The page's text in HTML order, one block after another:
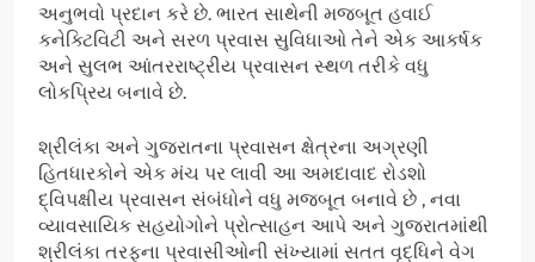
અનુભવો પ્રદાન કરે છે. ભારત સાથેની મજબૂત હવાઈ
કનેક્ટિવિટી અને સરળ પ્રવાસ સુવિધાઓ તેને એક આકર્ષક
અને સુલભ આંતરરાષ્ટ્રીય પ્રવાસન સ્થળ તરીકે વધુ
લોકપ્રિય બનાવે છે.
શ્રીલંકા અને ગુજરાતના પ્રવાસન ક્ષેત્રના અગ્રણી
હિતધારકોને એક મંચ પર લાવી આ અમદાવાદ રોડશો
દ્વિપક્ષીય પ્રવાસન સંબંધોને વધુ મજબૂત બનાવે છે , નવા
વ્યાવસાયિક સહયોગોને પ્રોત્સાહન આપે અને ગુજરાતમાંથી
શ્રીલંકા તરફના પ્રવાસીઓની સંખ્યામાં સતત વૃદ્ધિને વેગ